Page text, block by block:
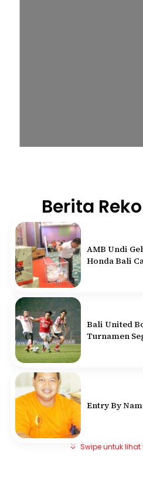
Berita
AMB Undi
Honda Bali
Bali United
Turnamen
Entry By
Swipe untuk